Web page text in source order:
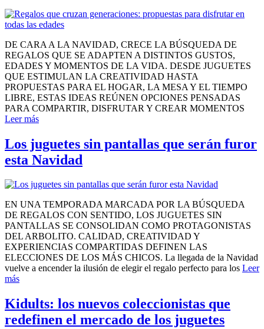
DE CARA A LA NAVIDAD, CRECE LA BÚSQUEDA DE
REGALOS QUE SE ADAPTEN A DISTINTOS GUSTOS,
EDADES Y MOMENTOS DE LA VIDA. DESDE JUGUETES
QUE ESTIMULAN LA CREATIVIDAD HASTA
PROPUESTAS PARA EL HOGAR, LA MESA Y EL TIEMPO
LIBRE, ESTAS IDEAS REÚNEN OPCIONES PENSADAS
PARA COMPARTIR, DISFRUTAR Y CREAR MOMENTOS
Leer más
Los juguetes sin pantallas que serán furor
esta Navidad
EN UNA TEMPORADA MARCADA POR LA BÚSQUEDA
DE REGALOS CON SENTIDO, LOS JUGUETES SIN
PANTALLAS SE CONSOLIDAN COMO PROTAGONISTAS
DEL ARBOLITO. CALIDAD, CREATIVIDAD Y
EXPERIENCIAS COMPARTIDAS DEFINEN LAS
ELECCIONES DE LOS MÁS CHICOS. La llegada de la Navidad
vuelve a encender la ilusión de elegir el regalo perfecto para los Leer
más
Kidults: los nuevos coleccionistas que
redefinen el mercado de los juguetes